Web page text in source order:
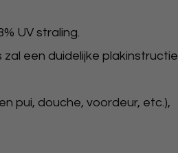
UV straling.
een duidelijke plakinstructie
pui, douche, voordeur, etc.),